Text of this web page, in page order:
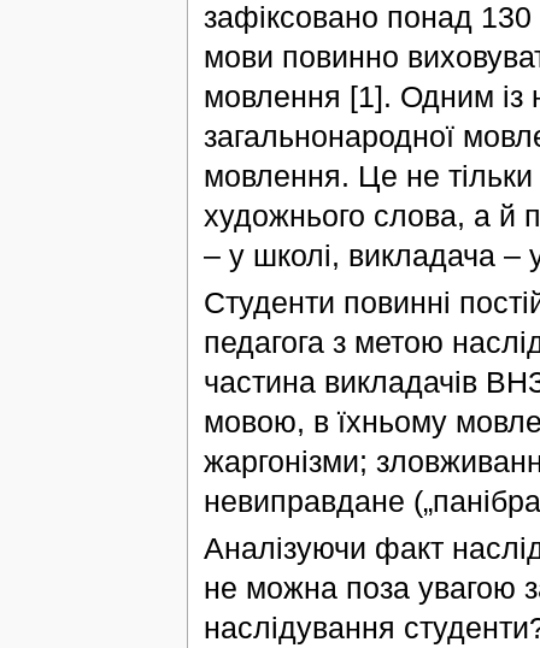
зафіксовано понад 130
мови повинно
мовлення [1]. Одним із
загальнонародної
мовлення. Це не тільки
художнього слова, а й
– у школі, викладача –
Студенти повинні
педагога з метою
частина викладачів
мовою, в їхньому
жаргонізми;
невиправдане
Аналізуючи факт
не можна поза увагою
наслідування